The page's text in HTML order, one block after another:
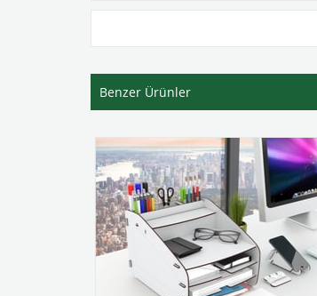
Benzer Ürünler